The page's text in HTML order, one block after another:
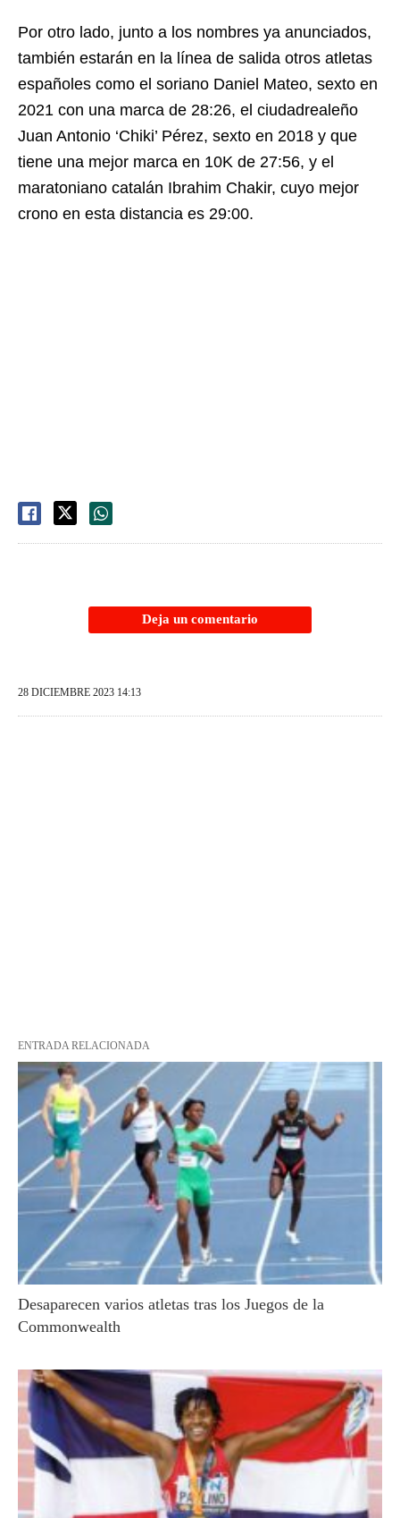
Por otro lado, junto a los nombres ya anunciados,
también estarán en la línea de salida otros atletas
españoles como el soriano Daniel Mateo, sexto en
2021 con una marca de 28:26, el ciudadrealeño
Juan Antonio ‘Chiki’ Pérez, sexto en 2018 y que
tiene una mejor marca en 10K de 27:56, y el
maratoniano catalán Ibrahim Chakir, cuyo mejor
crono en esta distancia es 29:00.
Deja un comentario
28 DICIEMBRE 2023 14:13
ENTRADA RELACIONADA
Desaparecen varios atletas tras los Juegos de la
Commonwealth